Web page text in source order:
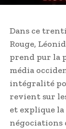
Dans ce
Rouge,
prend pur la
média
intégralité
revient sur
et explique
négociations